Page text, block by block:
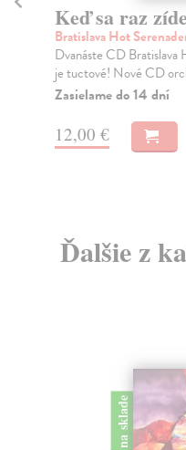
Keď sa raz
Bratislava Hot
Dvanáste CD Bratislava
je tuctové! Nové CD
Zasielame do 14 dní
12,00 €
Ďalšie z
na sklade